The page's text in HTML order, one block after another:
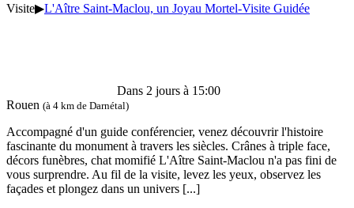
Visite▶L'Aître Saint-Maclou, un Joyau Mortel-Visite Guidée
Dans 2 jours à 15:00
Rouen (à 4 km de Darnétal)
Accompagné d'un guide conférencier, venez découvrir l'histoire
fascinante du monument à travers les siècles. Crânes à triple face,
décors funèbres, chat momifié L'Aître Saint-Maclou n'a pas fini de
vous surprendre. Au fil de la visite, levez les yeux, observez les
façades et plongez dans un univers [...]